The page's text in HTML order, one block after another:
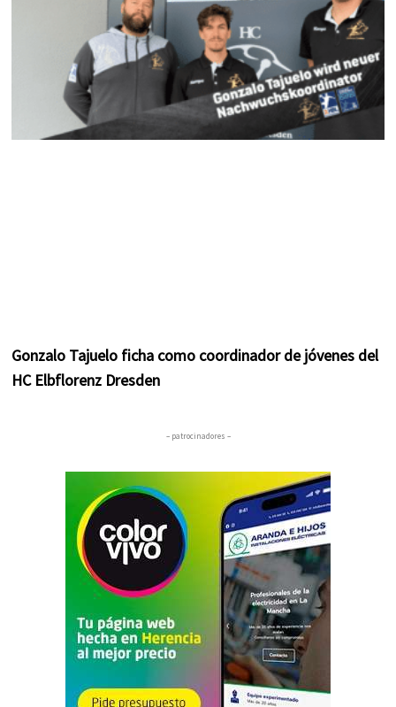
Gonzalo Tajuelo ficha como coordinador de jóvenes del
HC Elbflorenz Dresden
– patrocinadores –